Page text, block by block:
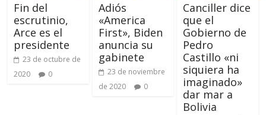
Fin del
escrutinio,
Arce es el
presidente
23 de octubre de
2020
0
Adiós
«America
First», Biden
anuncia su
gabinete
23 de noviembre
de 2020
0
Canciller dice
que el
Gobierno de
Pedro
Castillo «ni
siquiera ha
imaginado»
dar mar a
Bolivia